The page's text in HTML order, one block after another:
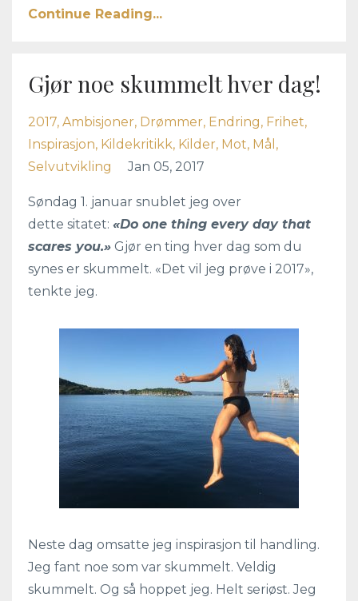
Continue Reading...
Gjør noe skummelt hver dag!
2017 Ambisjoner Drømmer Endring Frihet
Inspirasjon Kildekritikk Kilder Mot Mål
Selvutvikling
Jan 05, 2017
Søndag 1. januar snublet jeg over
dette sitatet: «Do one thing every day that
scares you.» Gjør en ting hver dag som du
synes er skummelt. «Det vil jeg prøve i 2017»,
tenkte jeg.
Neste dag omsatte jeg inspirasjon til handling.
Jeg fant noe som var skummelt. Veldig
skummelt. Og så hoppet jeg. Helt seriøst. Jeg